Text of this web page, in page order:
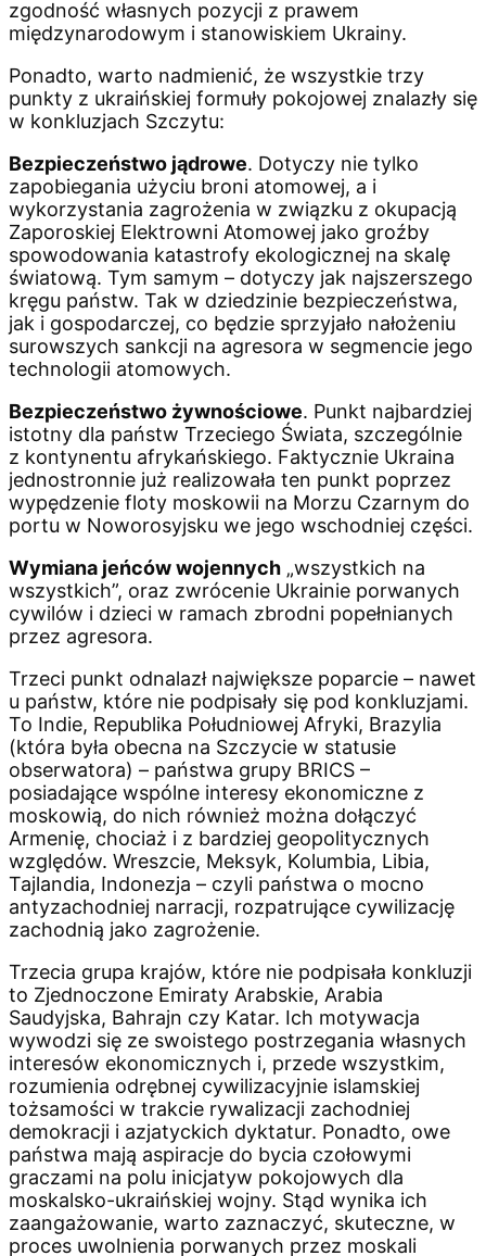
zgodność własnych pozycji z prawem
międzynarodowym i stanowiskiem Ukrainy.
Ponadto, warto nadmienić, że wszystkie trzy
punkty z ukraińskiej formuły pokojowej znalazły się
w konkluzjach Szczytu:
Bezpieczeństwo jądrowe. Dotyczy nie tylko
zapobiegania użyciu broni atomowej, a i
wykorzystania zagrożenia w związku z okupacją
Zaporoskiej Elektrowni Atomowej jako groźby
spowodowania katastrofy ekologicznej na skalę
światową. Tym samym – dotyczy jak najszerszego
kręgu państw. Tak w dziedzinie bezpieczeństwa,
jak i gospodarczej, co będzie sprzyjało nałożeniu
surowszych sankcji na agresora w segmencie jego
technologii atomowych.
Bezpieczeństwo żywnościowe. Punkt najbardziej
istotny dla państw Trzeciego Świata, szczególnie
z kontynentu afrykańskiego. Faktycznie Ukraina
jednostronnie już realizowała ten punkt poprzez
wypędzenie floty moskowii na Morzu Czarnym do
portu w Noworosyjsku we jego wschodniej części.
Wymiana jeńców wojennych „wszystkich na
wszystkich”, oraz zwrócenie Ukrainie porwanych
cywilów i dzieci w ramach zbrodni popełnianych
przez agresora.
Trzeci punkt odnalazł największe poparcie – nawet
u państw, które nie podpisały się pod konkluzjami.
To Indie, Republika Południowej Afryki, Brazylia
(która była obecna na Szczycie w statusie
obserwatora) – państwa grupy BRICS –
posiadające wspólne interesy ekonomiczne z
moskowią, do nich również można dołączyć
Armenię, chociaż i z bardziej geopolitycznych
względów. Wreszcie, Meksyk, Kolumbia, Libia,
Tajlandia, Indonezja – czyli państwa o mocno
antyzachodniej narracji, rozpatrujące cywilizację
zachodnią jako zagrożenie.
Trzecia grupa krajów, które nie podpisała konkluzji
to Zjednoczone Emiraty Arabskie, Arabia
Saudyjska, Bahrajn czy Katar. Ich motywacja
wywodzi się ze swoistego postrzegania własnych
interesów ekonomicznych i, przede wszystkim,
rozumienia odrębnej cywilizacyjnie islamskiej
tożsamości w trakcie rywalizacji zachodniej
demokracji i azjatyckich dyktatur. Ponadto, owe
państwa mają aspiracje do bycia czołowymi
graczami na polu inicjatyw pokojowych dla
moskalsko-ukraińskiej wojny. Stąd wynika ich
zaangażowanie, warto zaznaczyć, skuteczne, w
proces uwolnienia porwanych przez moskali